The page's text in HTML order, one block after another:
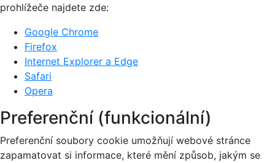
prohlížeče najdete zde:
Google Chrome
Firefox
Internet Explorer a Edge
Safari
Opera
Preferenční (funkcionální)
Preferenční soubory cookie umožňují webové stránce
zapamatovat si informace, které mění způsob, jakým se